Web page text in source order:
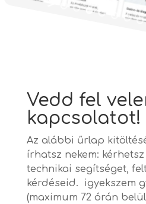
Vedd fel
kapcsolatot!
Az alábbi űrlap
írhatsz nekem:
technikai segítséget,
kérdéseid. igyekszem
(maximum 72 órán